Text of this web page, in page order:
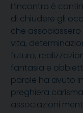
L’incontro è
di chiudere gli
che associassero
vita,
futuro,
fantasia e
parole ha avuto
preghiera
associazioni